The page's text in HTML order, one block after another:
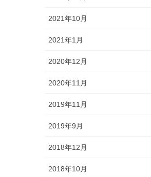
2021年10月
2021年1月
2020年12月
2020年11月
2019年11月
2019年9月
2018年12月
2018年10月